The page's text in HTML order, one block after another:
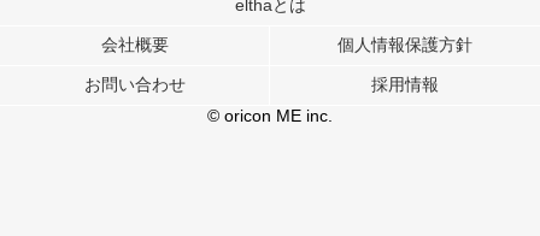
このサイトでは Cookie を使用して、ユーザーに合わせたコンテンツや広告の
行っています。
メディアや広告配信、データ解析の各パートナーに提供しています。
各パートナーは、この情報とユーザーが各パートナーに提供した他の情報や、
ユーザーが各パートナーのサービスを使用したときに収集した他の情報を組み
elthaとは
会社概要 個人情報保護方針
お問い合わせ
採用情報
© oricon ME inc.